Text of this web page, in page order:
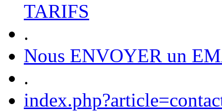
TARIFS
.
Nous ENVOYER un
.